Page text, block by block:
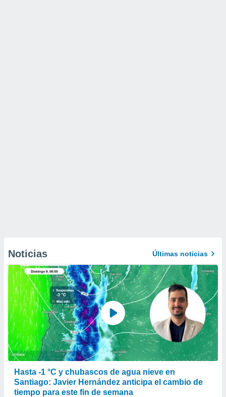
Noticias Últimas noticias
Hasta -1 °C y chubascos de agua nieve en
Santiago: Javier Hernández anticipa el cambio de
tiempo para este fin de semana